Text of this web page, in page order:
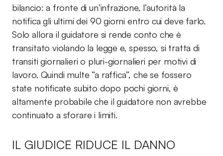
bilancio: a fronte di un’infrazione, l’autorità la
notifica gli ultimi dei 90 giorni entro cui deve farlo.
Solo allora il guidatore si rende conto che è
transitato violando la legge e, spesso, si tratta di
transiti giornalieri o pluri-giornalieri per motivi di
lavoro. Quindi multe “a raffica”, che se fossero
state notificate subito dopo pochi giorni, è
altamente probabile che il guidatore non avrebbe
continuato a sforare i limiti.
IL GIUDICE RIDUCE IL DANNO